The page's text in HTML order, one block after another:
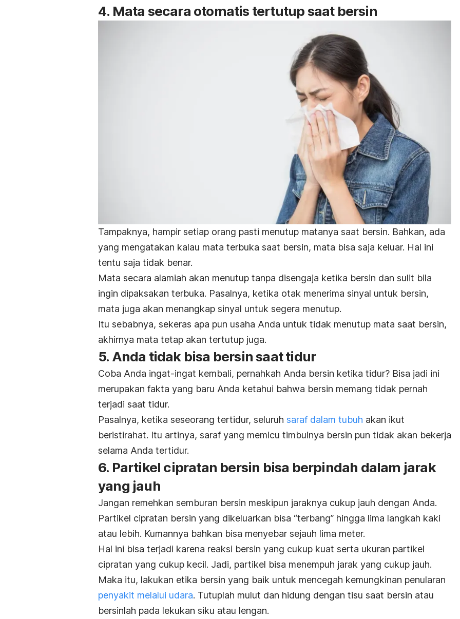
4. Mata secara otomatis tertutup saat bersin
Tampaknya, hampir setiap orang pasti menutup matanya saat bersin. Bahkan, ada
yang mengatakan kalau mata terbuka saat bersin, mata bisa saja keluar. Hal ini
tentu saja tidak benar.
Mata secara alamiah akan menutup tanpa disengaja ketika bersin dan sulit bila
ingin dipaksakan terbuka. Pasalnya, ketika otak menerima sinyal untuk bersin,
mata juga akan menangkap sinyal untuk segera menutup.
Itu sebabnya, sekeras apa pun usaha Anda untuk tidak menutup mata saat bersin,
akhirnya mata tetap akan tertutup juga.
5. Anda tidak bisa bersin saat tidur
Coba Anda ingat-ingat kembali, pernahkah Anda bersin ketika tidur? Bisa jadi ini
merupakan fakta yang baru Anda ketahui bahwa bersin memang tidak pernah
terjadi saat tidur.
Pasalnya, ketika seseorang tertidur, seluruh saraf dalam tubuh akan ikut
beristirahat. Itu artinya, saraf yang memicu timbulnya bersin pun tidak akan bekerja
selama Anda tertidur.
6. Partikel cipratan bersin bisa berpindah dalam jarak
yang jauh
Jangan remehkan semburan bersin meskipun jaraknya cukup jauh dengan Anda.
Partikel cipratan bersin yang dikeluarkan bisa “terbang” hingga lima langkah kaki
atau lebih. Kumannya bahkan bisa menyebar sejauh lima meter.
Hal ini bisa terjadi karena reaksi bersin yang cukup kuat serta ukuran partikel
cipratan yang cukup kecil. Jadi, partikel bisa menempuh jarak yang cukup jauh.
Maka itu, lakukan etika bersin yang baik untuk mencegah kemungkinan penularan
penyakit melalui udara. Tutuplah mulut dan hidung dengan tisu saat bersin atau
bersinlah pada lekukan siku atau lengan.